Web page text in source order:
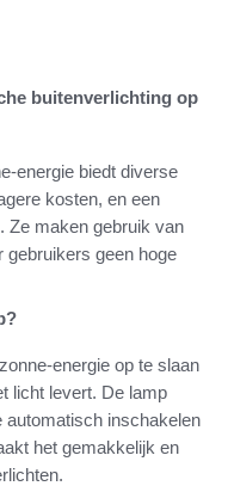
buitenverlichting op
energie biedt diverse
kosten, en een
Ze maken gebruik van
gebruikers geen hoge
energie op te slaan
licht levert. De lamp
automatisch inschakelen
het gemakkelijk en